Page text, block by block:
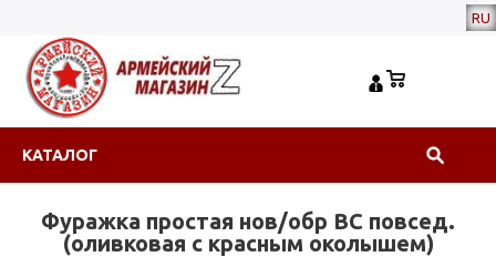
RU
КАТАЛОГ
Фуражка простая нов/обр ВС повсед.
(оливковая с красным околышем)